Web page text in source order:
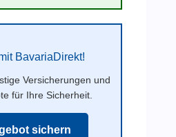
BavariaDirekt!
Versicherungen und
für Ihre Sicherheit.
sichern